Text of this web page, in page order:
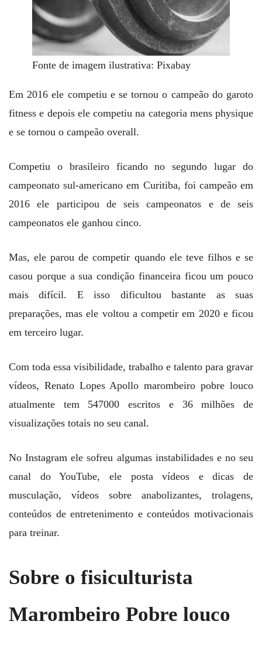
Fonte de imagem ilustrativa: Pixabay
Em 2016 ele competiu e se tornou o campeão do garoto
fitness e depois ele competiu na categoria mens physique
e se tornou o campeão overall.
Competiu o brasileiro ficando no segundo lugar do
campeonato sul-americano em Curitiba, foi campeão em
2016 ele participou de seis campeonatos e de seis
campeonatos ele ganhou cinco.
Mas, ele parou de competir quando ele teve filhos e se
casou porque a sua condição financeira ficou um pouco
mais difícil. E isso dificultou bastante as suas
preparações, mas ele voltou a competir em 2020 e ficou
em terceiro lugar.
Com toda essa visibilidade, trabalho e talento para gravar
vídeos, Renato Lopes Apollo marombeiro pobre louco
atualmente tem 547000 escritos e 36 milhões de
visualizações totais no seu canal.
No Instagram ele sofreu algumas instabilidades e no seu
canal do YouTube, ele posta vídeos e dicas de
musculação, vídeos sobre anabolizantes, trolagens,
conteúdos de entretenimento e conteúdos motivacionais
para treinar.
Sobre o fisiculturista
Marombeiro Pobre louco